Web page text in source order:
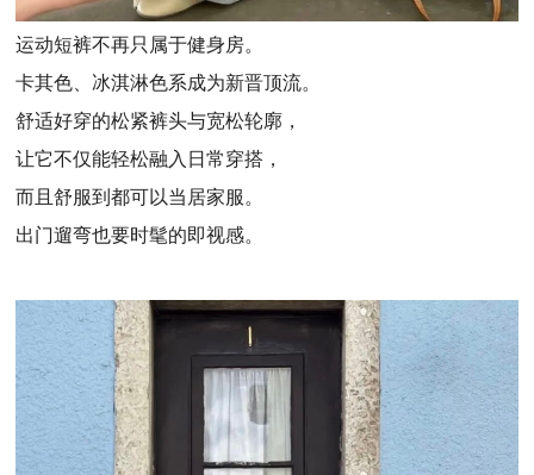
运动短裤不再只属于健身房。
卡其色、冰淇淋色系成为新晋顶流。
舒适好穿的松紧裤头与宽松轮廓，
让它不仅能轻松融入日常穿搭，
而且舒服到都可以当居家服。
出门遛弯也要时髦的即视感。